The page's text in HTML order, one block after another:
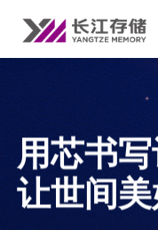
用芯书
让世间